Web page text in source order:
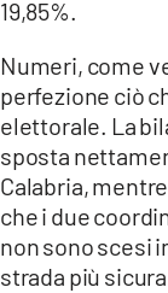
19,85%.
Numeri, come
perfezione ciò
elettorale. La
sposta
Calabria,
che i due
non sono scesi
strada più sicura.